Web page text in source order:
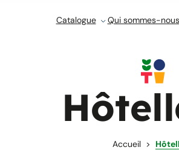
Catalogue Qui sommes-
Accueil